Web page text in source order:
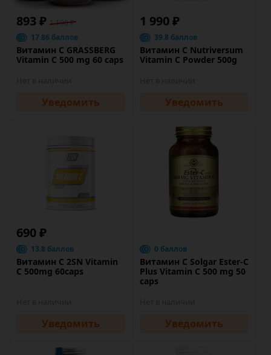
893 ₽ 1 190 ₽
17.86 баллов
Витамин C GRASSBERG
Vitamin C 500 mg 60 caps
Уведомить
1 990 ₽
39.8 баллов
Витамин C Nutriversum
Vitamin C Powder 500g
Уведомить
690 ₽
13.8 баллов
Витамин C 2SN Vitamin
C 500mg 60caps
Уведомить
0 баллов
Витамин C Solgar Ester-C
Plus Vitamin C 500 mg 50
caps
Уведомить